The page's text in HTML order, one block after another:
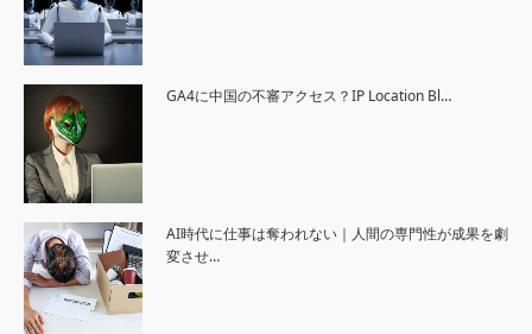
GA4に中国の不審アクセス？IP Location Bl…
AI時代に仕事は奪われない｜人間の専門性が成果を劇
変させ…